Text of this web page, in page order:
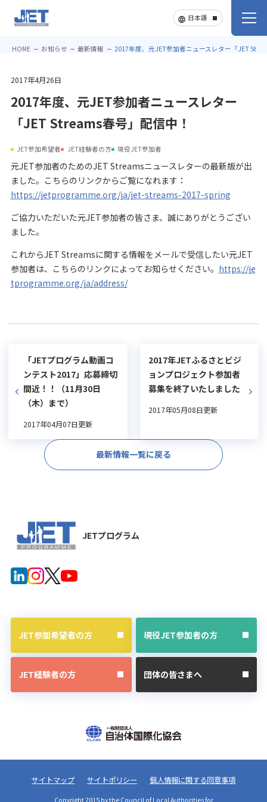
HOME お知らせ 最新情報 2017年度、元JET参加者ニュースレター「JET
2017年4月26日
2017年度、元JET参加者ニュースレター
「JET Streams春号」配信中！
JET参加希望者 JET経験者の方 現役JET参加者
元JET参加者のためのJET Streamsニュースレターの最新版が出
ました。こちらのリンクからご覧になれます：
https://jetprogramme.org/ja/jet-streams-2017-spring
ご協力いただいた元JET参加者の皆さま、誠にありがとうござい
ました。
これからJET Streamsに関する情報をメールで受信したい元JET
参加者は、こちらのリンクによってお知らせください。 https://je
tprogramme.org/ja/address/
「JETプログラム動画コ
ンテスト2017」応募締切
間近！！（11月30日
（木）まで）
2017年04月07日更新
最新情報一覧に戻る
2017年JETふるさとビジ
ョンプロジェクト参加者
募集を終了いたしました
2017年05月08日更新
JETプログラム
JET参加希望者の方 現役JET参加者の方
JET経験者の方 団体の皆さまへ
サイトマップ サイトポリシー 個人情報に関する同意事項
Copyright 2015 by the Council of Local Authorities for